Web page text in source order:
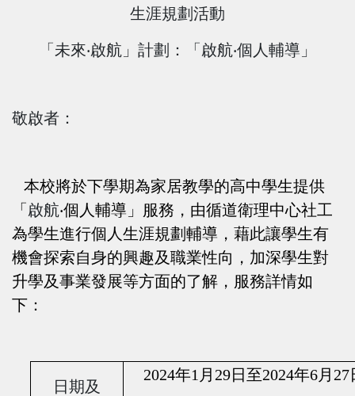
生涯規劃活動
「未來‧啟航」計劃：「啟航‧個人輔導」
敬啟者：
本校將於下學期為家居教學的高中學生提供
「 啟航‧個人輔導」服務，由循道衛理中心社工
為學生進行個人生涯規劃輔導，藉此讓學生有
機會探索自身的興趣及職業性向，加深學生對
升學及事業發展等方面的了解，服務詳情如
下：
日期及
2024年1 月 29日至2024年6月 27